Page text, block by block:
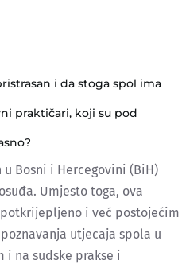
i da stoga spol ima
praktičari, koji su pod
Bosni i Hercegovini (BiH)
Umjesto toga, ova
i već postojećim
utjecaja spola u
na sudske prakse i